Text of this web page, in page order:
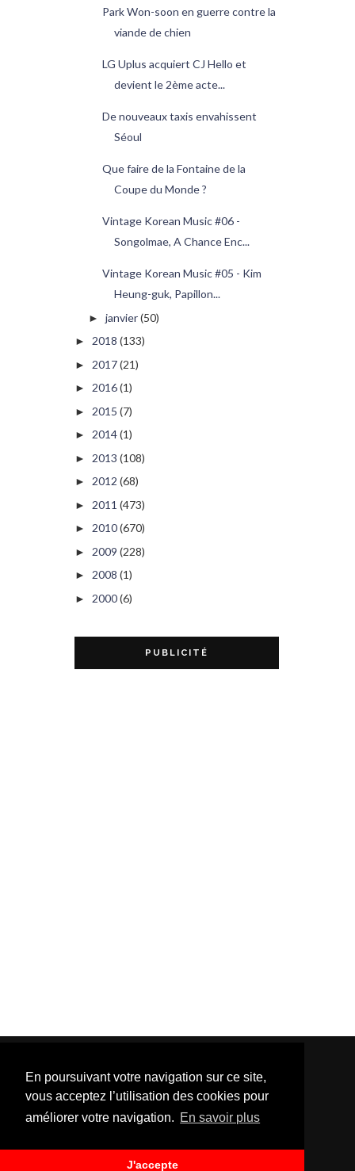
En poursuivant votre navigation sur ce site,
vous acceptez l’utilisation des cookies pour
améliorer votre navigation. En savoir plus
J'accepte
Park Won-soon en guerre contre la
viande de chien
LG Uplus acquiert CJ Hello et
devient le 2ème acte...
De nouveaux taxis envahissent
Séoul
Que faire de la Fontaine de la
Coupe du Monde ?
Vintage Korean Music #06 -
Songolmae, A Chance Enc...
Vintage Korean Music #05 - Kim
Heung-guk, Papillon...
► janvier(50)
► 2018 (133)
► 2017(21)
► 2016(1)
► 2015 (7)
► 2014(1)
► 2013 (108)
► 2012 (68)
► 2011 (473)
► 2010(670)
► 2009 (228)
► 2008 (1)
► 2000(6)
PUBLICITÉ
Template Created By :ThemeXpose| Distributed By